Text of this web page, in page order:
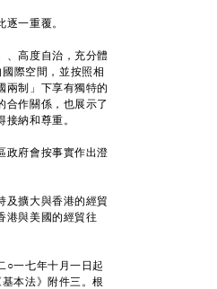
一重覆。
高度自治，充分體
際空間，並按照相
兩制」下享有獨特的
合作關係，也展示了
納和尊重。
府會按事實作出澄
擴大與香港的經貿
港與美國的經貿往
一七年十月一日起
本法》附件三。根